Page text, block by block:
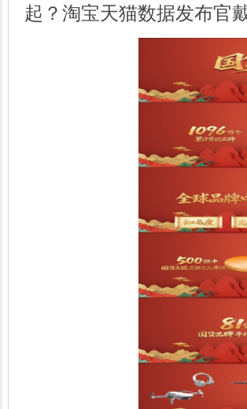
起？淘宝天猫数据发布官